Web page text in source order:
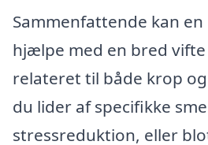
Sammenfattende kan
hjælpe med en bred
relateret til både krop
du lider af specifikke
stressreduktion, eller